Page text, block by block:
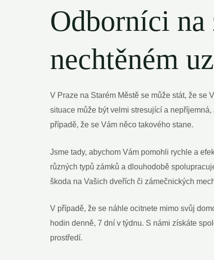
Odborníci
nechtěném
V Praze na Starém Městě se může stát, že se‍
situace může být‍ velmi stresující a
případě, že⁢ se Vám něco takového stane.
Jsme tady, abychom Vám pomohli​ rychle a
různých typů zámků a dlouhodobě
škoda na Vašich dveřích ⁣či zámečnických
V případě, že‍ se náhle‍ ocitnete mimo svůj
hodin denně, 7 dní v týdnu.​ S námi⁣ získáte
prostředí.